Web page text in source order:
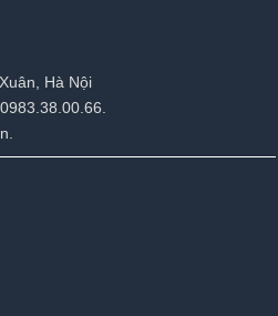
Hà Nội